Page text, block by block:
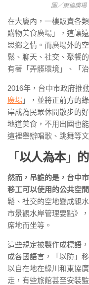
圖／東協廣場
在大廈內，一樓販賣各
購物美食廣場」，這讓
思鄉之情。而廣場外的
鬆、聊天、社交、聚餐
有著「弄髒環境」、「
2016年，台中市政府推
廣場 」，並將正前方的
岸成為民眾休閒散步的
地道美食，不用出國也
這裡舉辦唱歌、跳舞等
「 以人為本」
然而，吊詭的是，台中
移工可以使用的公共空
鬆、社交的空地變成親
市景觀水岸管理要點》
席地而坐等。
這些規定被製作成標語
成各國語言，「以防」
以自在地在綠川和東協
走，有些旅館甚至安裝